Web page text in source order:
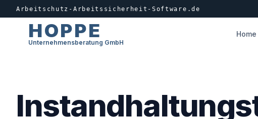
Arbeitschutz-Arbeitssicherheit-Software.de
HOPPE
Unternehmensberatung GmbH
Home